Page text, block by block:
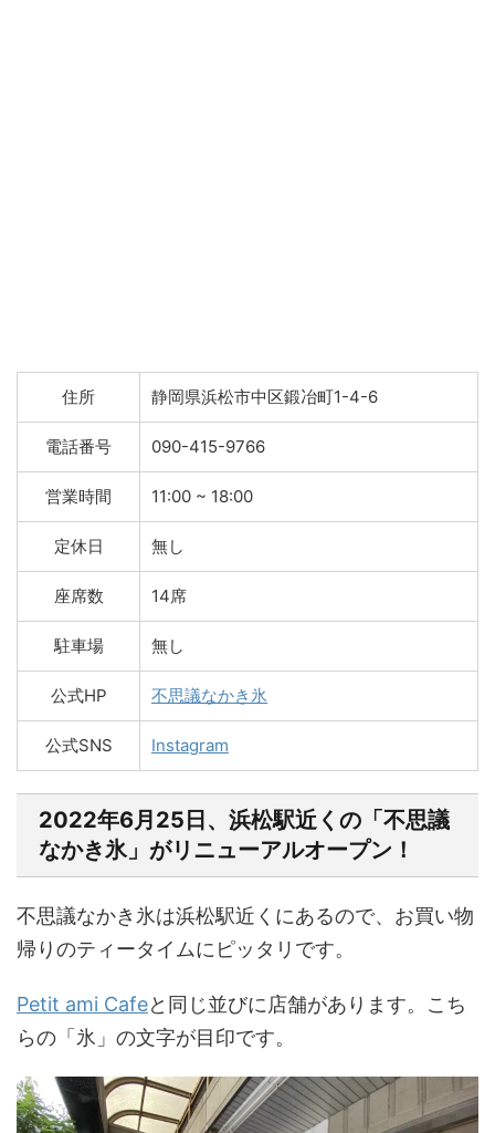
住所 静岡県浜松市中区鍛冶町1-4-6
電話番号 090-415-9766
営業時間 11:00 ~ 18:00
定休日 無し
座席数 14席
駐車場 無し
公式HP 不思議なかき氷
公式SNS Instagram
2022年6月25日、浜松駅近くの「不思議
なかき氷」がリニューアルオープン！
不思議なかき氷は浜松駅近くにあるので、お買い物
帰りのティータイムにピッタリです。
Petit ami Cafeと同じ並びに店舗があります。こち
らの「氷」の文字が目印です。